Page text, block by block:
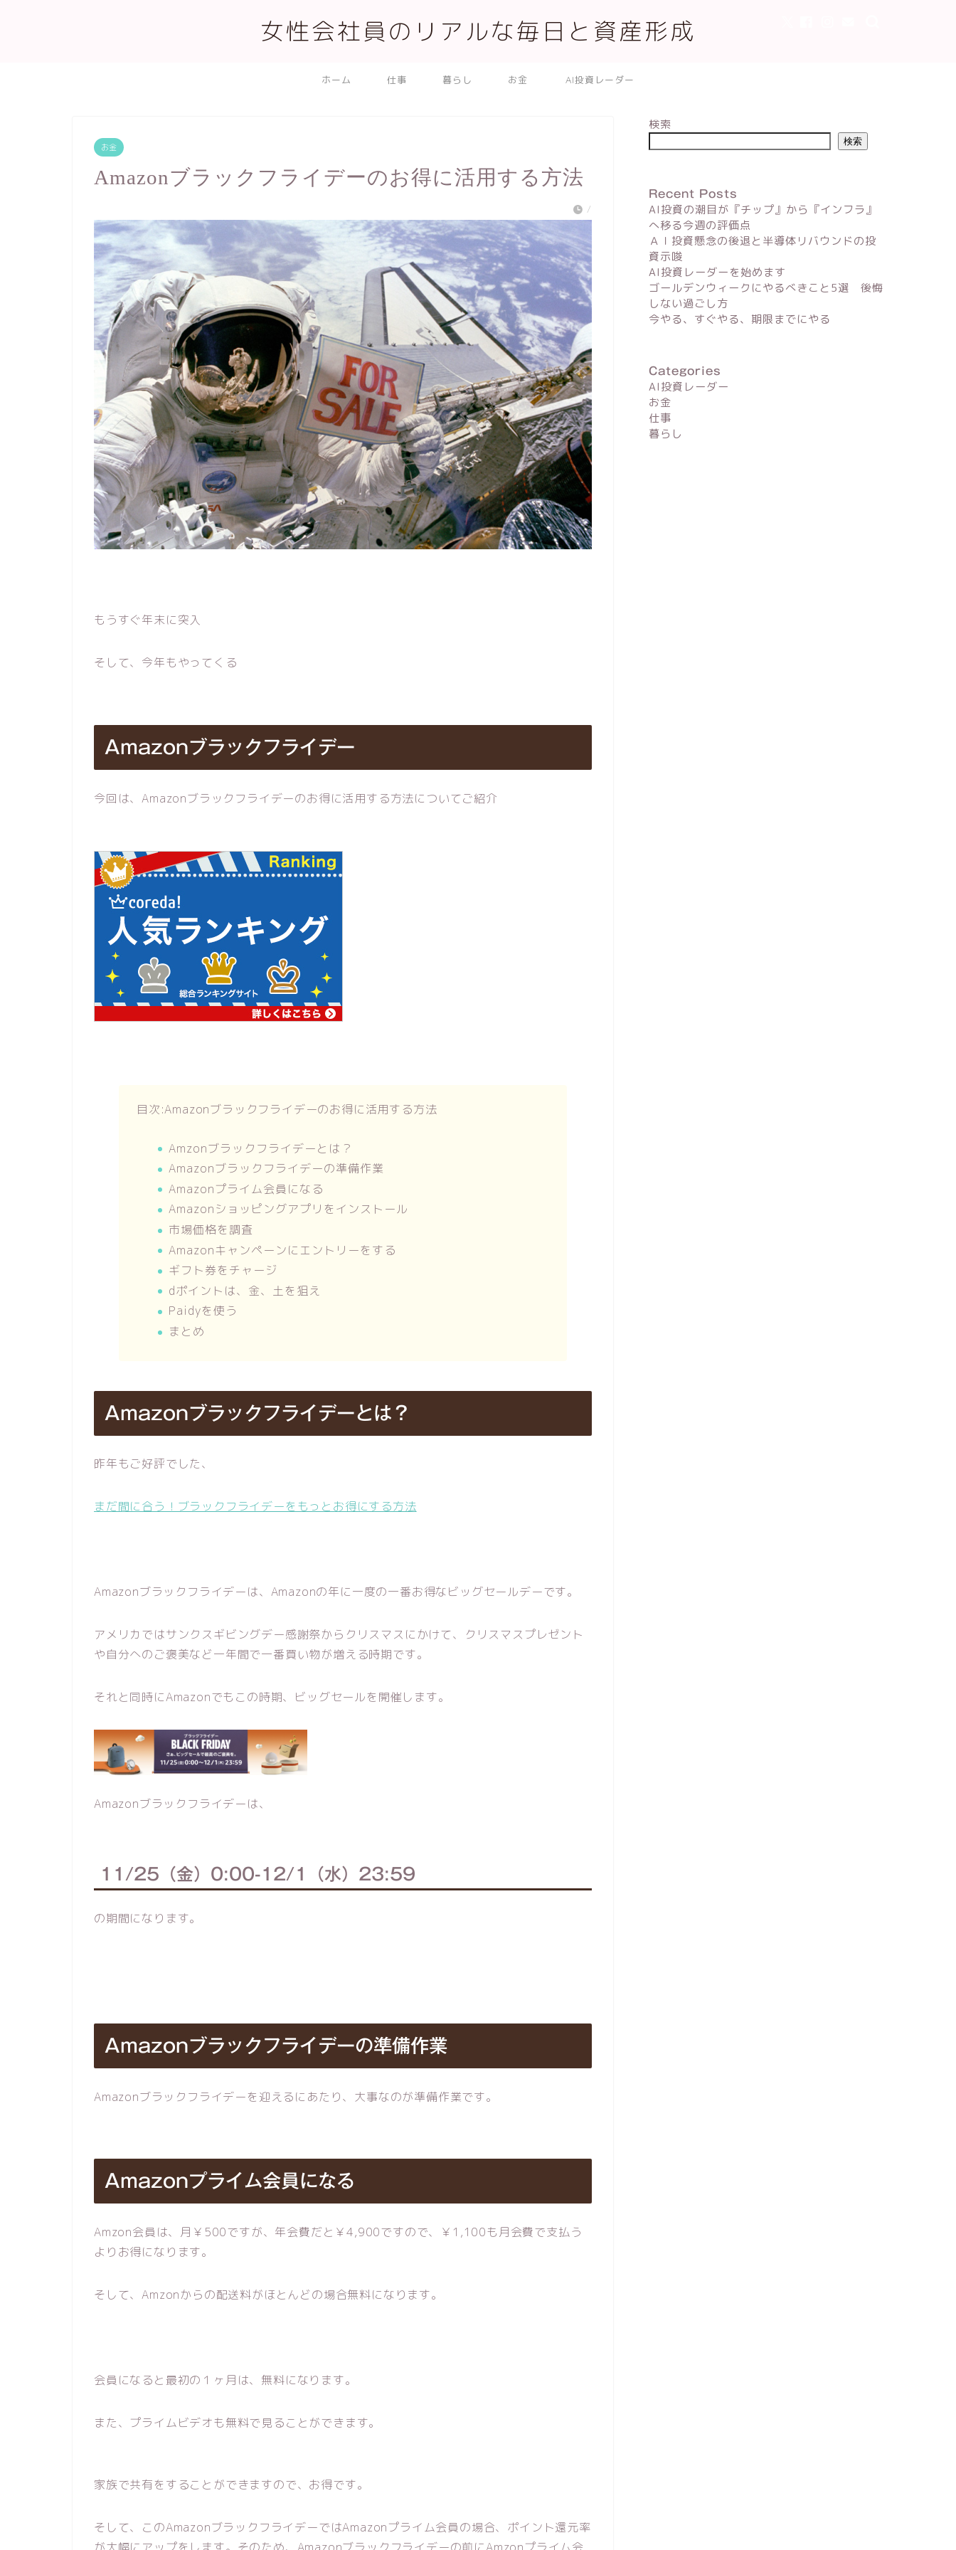
女性会社員のリアルな毎日と資産形成
ホーム 仕事 暮らし お金 AI投資レーダー
お金
Amazonブラックフライデーのお得に活用する方法
/
もうすぐ年末に突入
そして、今年もやってくる
Amazonブラックフライデー
今回は、Amazonブラックフライデーのお得に活用する方法についてご紹介
目次:Amazonブラックフライデーのお得に活用する方法
Amzonブラックフライデーとは？
Amazonブラックフライデーの準備作業
Amazonプライム会員になる
Amazonショッピングアプリをインストール
市場価格を調査
Amazonキャンペーンにエントリーをする
ギフト券をチャージ
dポイントは、金、土を狙え
Paidyを使う
まとめ
Amazonブラックフライデーとは？
昨年もご好評でした、
まだ間に合う！ブラックフライデーをもっとお得にする方法
Amazonブラックフライデーは、Amazonの年に一度の一番お得なビッグセールデーです。
アメリカではサンクスギビングデー感謝祭からクリスマスにかけて、クリスマスプレゼント
や自分へのご褒美など一年間で一番買い物が増える時期です。
それと同時にAmazonでもこの時期、ビッグセールを開催します。
Amazonブラックフライデーは、
11/25（金）0:00-12/1（水）23:59
の期間になります。
Amazonブラックフライデーの準備作業
Amazonブラックフライデーを迎えるにあたり、大事なのが準備作業です。
Amazonプライム会員になる
Amzon会員は、月￥500ですが、年会費だと￥4,900ですので、￥1,100も月会費で支払う
よりお得になります。
そして、Amzonからの配送料がほとんどの場合無料になります。
会員になると最初の１ヶ月は、無料になります。
また、プライムビデオも無料で見ることができます。
家族で共有をすることができますので、お得です。
そして、このAmazonブラックフライデーではAmazonプライム会員の場合、ポイント還元率
検索
検索
Recent Posts
AI投資の潮目が『チップ』から『インフラ』
へ移る今週の評価点
ＡＩ投資懸念の後退と半導体リバウンドの投
資示唆
AI投資レーダーを始めます
ゴールデンウィークにやるべきこと5選 後悔
しない過ごし方
今やる、すぐやる、期限までにやる
Categories
AI投資レーダー
お金
仕事
暮らし